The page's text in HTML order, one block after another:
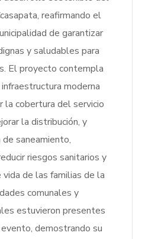
reafirmando el
de garantizar
y saludables para
El proyecto contempla
moderna
la cobertura del servicio
la distribución, y
saneamiento,
riesgos sanitarios y
de las familias de la
comunales y
estuvieron presentes
demostrando su